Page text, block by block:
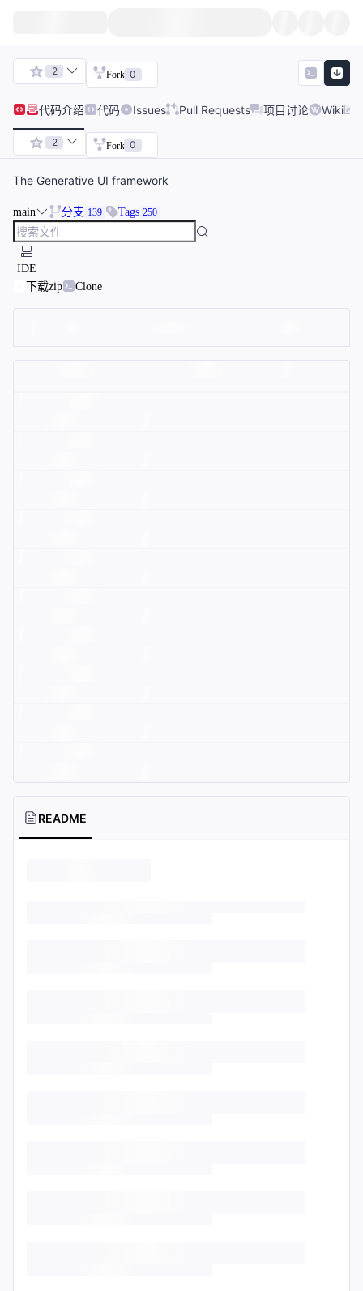
2 Fork 0
代码介绍 代码 Issues Pull Requests 项目讨论 Wiki
2 Fork 0
The Generative UI framework
main 分支 139 Tags 250
IDE
下载zip
Clone
README